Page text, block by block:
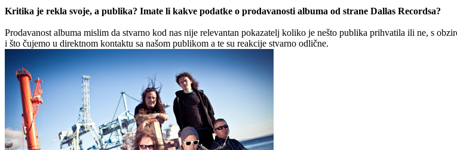
Kritika je rekla svoje, a publika? Imate li kakve podatke o prodavanosti albuma od strane Dallas Recordsa?
Prodavanost albuma mislim da stvarno kod nas nije relevantan pokazatelj koliko je nešto publika prihvatila ili ne, s
i što čujemo u direktnom kontaktu sa našom publikom a te su reakcije stvarno odlične.